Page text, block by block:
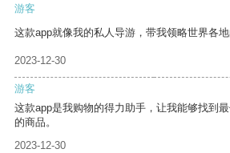
游客
这款app就像我的私人导游，带我领略世界各地
2023-12-30
游客
这款app是我购物的得力助手，让我能够找到
的商品。
2023-12-30